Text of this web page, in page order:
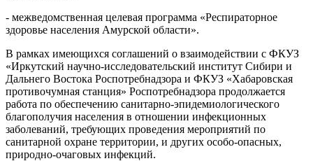
- межведомственная целевая программа «Респираторное
здоровье населения Амурской области».
В рамках имеющихся соглашений о взаимодействии с ФКУЗ
«Иркутский научно-исследовательский институт Сибири и
Дальнего Востока Роспотребнадзора и ФКУЗ «Хабаровская
противочумная станция» Роспотребнадзора продолжается
работа по обеспечению санитарно-эпидемиологического
благополучия населения в отношении инфекционных
заболеваний, требующих проведения мероприятий по
санитарной охране территории, и других особо-опасных,
природно-очаговых инфекций.